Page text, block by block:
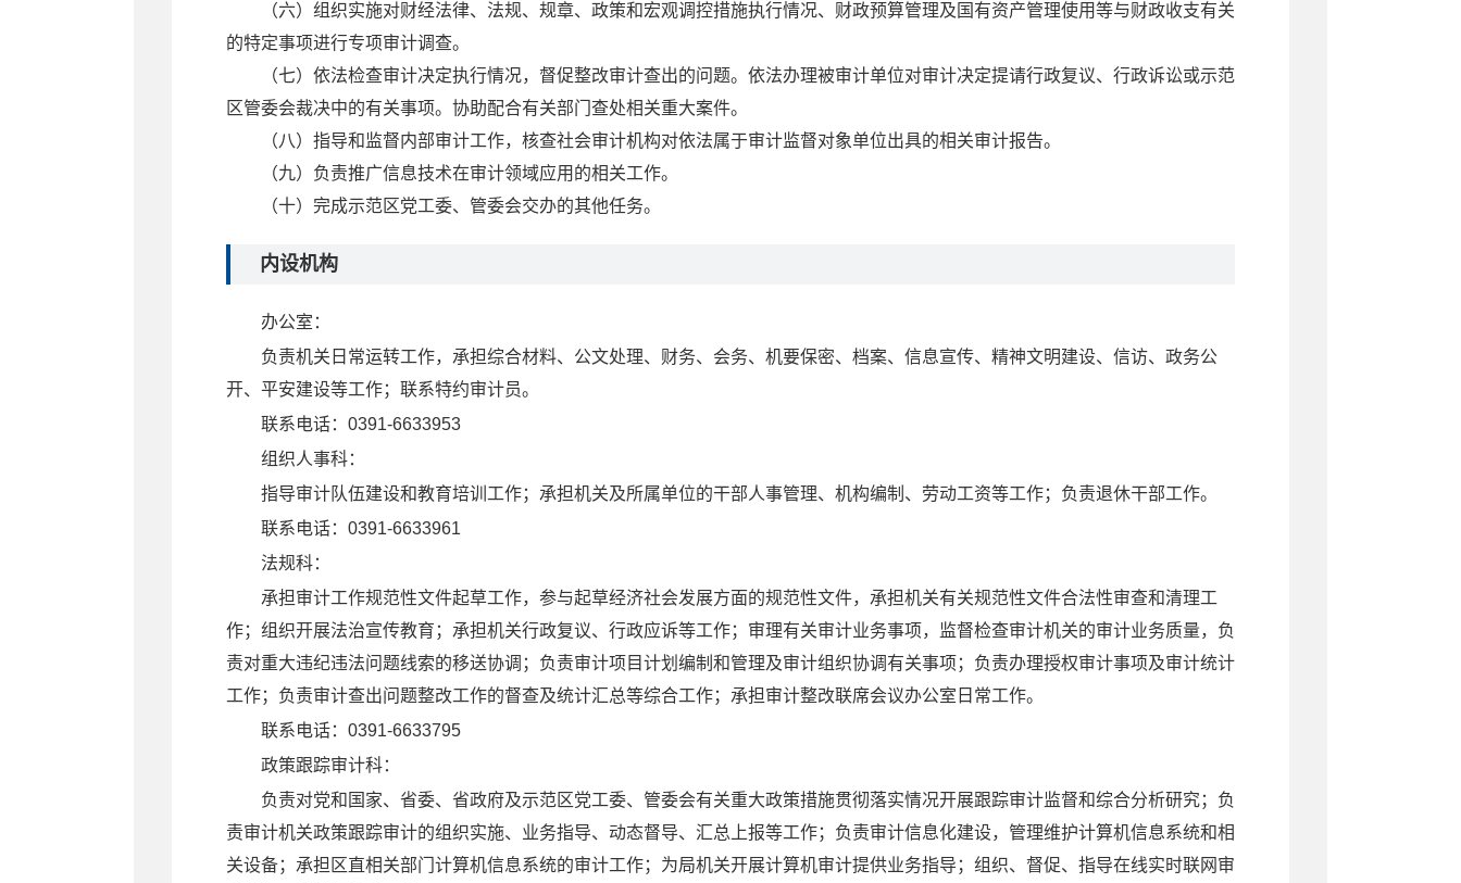
（六）组织实施对财经法律、法规、规章、政策和宏观调控措施执行情况、财政预算管理及国有资产管理使用等与财政收支有关
的特定事项进行专项审计调查。
（七）依法检查审计决定执行情况，督促整改审计查出的问题。依法办理被审计单位对审计决定提请行政复议、行政诉讼或示范
区管委会裁决中的有关事项。协助配合有关部门查处相关重大案件。
（八）指导和监督内部审计工作，核查社会审计机构对依法属于审计监督对象单位出具的相关审计报告。
（九）负责推广信息技术在审计领域应用的相关工作。
（十）完成示范区党工委、管委会交办的其他任务。
内设机构
办公室 ：
负责机关日常运转工作，承担综合材料、公文处理、财务、会务、机要保密、档案、信息宣传、精神文明建设、信访、政务公
开、平安建设等工作；联系特约审计员。
联系电话：0391-6633953
组织人事科：
指导审计队伍建设和教育培训工作；承担机关及所属单位的干部人事管理、机构编制、劳动工资等工作；负责退休干部工作。
联系电话：0391-6633961
法规科：
承担审计工作规范性文件起草工作，参与起草经济社会发展方面的规范性文件，承担机关有关规范性文件合法性审查和清理工
作；组织开展法治宣传教育；承担机关行政复议、行政应诉等工作；审理有关审计业务事项，监督检查审计机关的审计业务质量，负
责对重大违纪违法问题线索的移送协调；负责审计项目计划编制和管理及审计组织协调有关事项；负责办理授权审计事项及审计统计
工作；负责审计查出问题整改工作的督查及统计汇总等综合工作；承担审计整改联席会议办公室日常工作。
联系电话：0391-6633795
政策跟踪审计科：
负责对党和国家、省委、省政府及示范区党工委、管委会有关重大政策措施贯彻落实情况开展跟踪审计监督和综合分析研究；负
责审计机关政策跟踪审计的组织实施、业务指导、动态督导、汇总上报等工作；负责审计信息化建设，管理维护计算机信息系统和相
关设备；承担区直相关部门计算机信息系统的审计工作；为局机关开展计算机审计提供业务指导；组织、督促、指导在线实时联网审